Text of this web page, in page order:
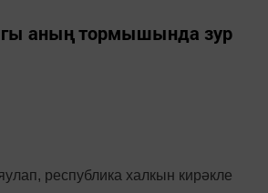
аның тормышында зур
республика халкын кирәкле